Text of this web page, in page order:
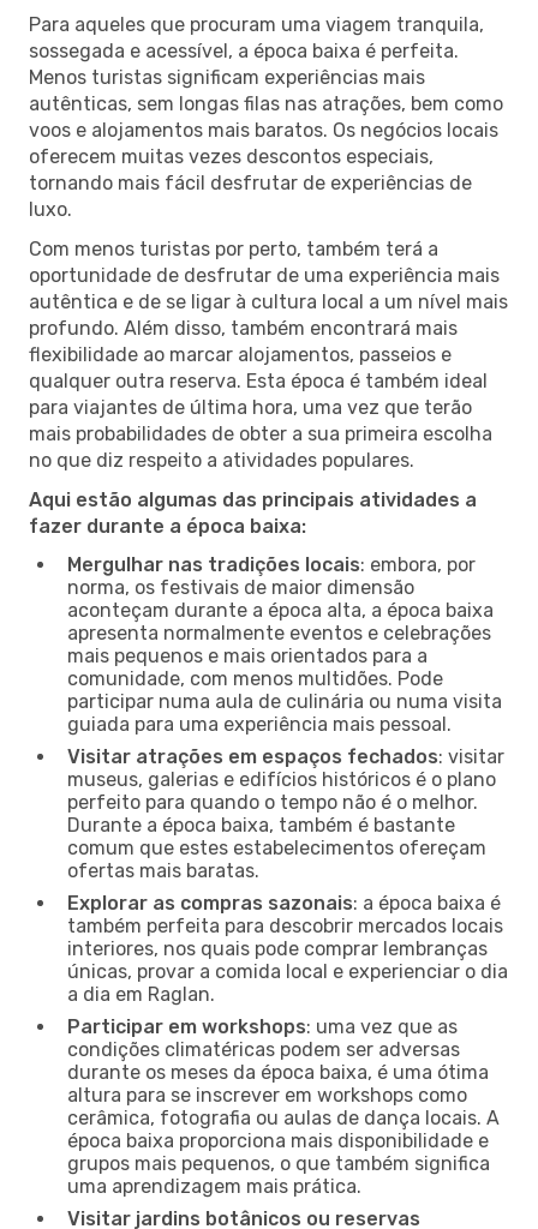
Para aqueles que procuram uma viagem tranquila,
sossegada e acessível, a época baixa é perfeita.
Menos turistas significam experiências mais
autênticas, sem longas filas nas atrações, bem como
voos e alojamentos mais baratos. Os negócios locais
oferecem muitas vezes descontos especiais,
tornando mais fácil desfrutar de experiências de
luxo.
Com menos turistas por perto, também terá a
oportunidade de desfrutar de uma experiência mais
autêntica e de se ligar à cultura local a um nível mais
profundo. Além disso, também encontrará mais
flexibilidade ao marcar alojamentos, passeios e
qualquer outra reserva. Esta época é também ideal
para viajantes de última hora, uma vez que terão
mais probabilidades de obter a sua primeira escolha
no que diz respeito a atividades populares.
Aqui estão algumas das principais atividades a
fazer durante a época baixa:
Mergulhar nas tradições locais: embora, por
norma, os festivais de maior dimensão
aconteçam durante a época alta, a época baixa
apresenta normalmente eventos e celebrações
mais pequenos e mais orientados para a
comunidade, com menos multidões. Pode
participar numa aula de culinária ou numa visita
guiada para uma experiência mais pessoal.
Visitar atrações em espaços fechados: visitar
museus, galerias e edifícios históricos é o plano
perfeito para quando o tempo não é o melhor.
Durante a época baixa, também é bastante
comum que estes estabelecimentos ofereçam
ofertas mais baratas.
Explorar as compras sazonais: a época baixa é
também perfeita para descobrir mercados locais
interiores, nos quais pode comprar lembranças
únicas, provar a comida local e experienciar o dia
a dia em Raglan.
Participar em workshops: uma vez que as
condições climatéricas podem ser adversas
durante os meses da época baixa, é uma ótima
altura para se inscrever em workshops como
cerâmica, fotografia ou aulas de dança locais. A
época baixa proporciona mais disponibilidade e
grupos mais pequenos, o que também significa
uma aprendizagem mais prática.
Visitar jardins botânicos ou reservas